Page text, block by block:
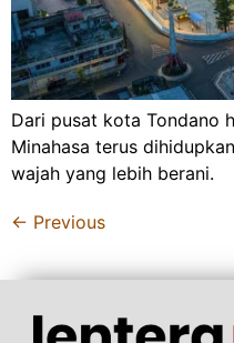
Dari pusat kota Tondano
Minahasa terus
wajah yang lebih berani.
← Previous